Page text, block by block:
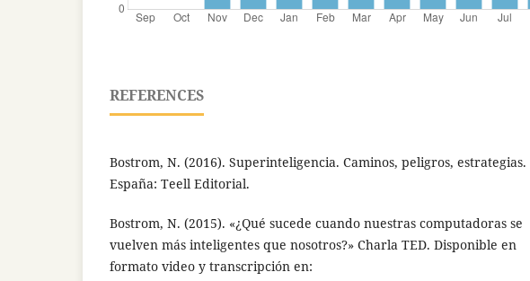
REFERENCES
Bostrom, N. (2016). Superinteligencia. Caminos, peligros, estrategias.
España: Teell Editorial.
Bostrom, N. (2015). «¿Qué sucede cuando nuestras computadoras se
vuelven más inteligentes que nosotros?» Charla TED. Disponible en
formato video y transcripción en: